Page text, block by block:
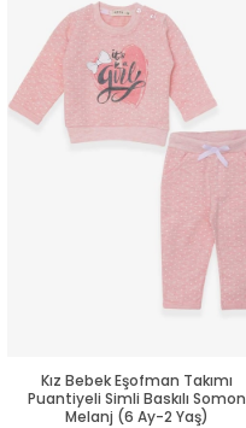
Kız Bebek Eşofman Takımı
Puantiyeli Simli Baskılı Somon
Melanj (6 Ay-2 Yaş)